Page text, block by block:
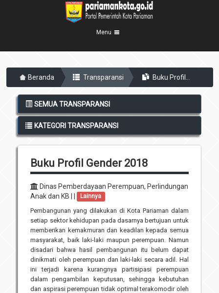
Menu
Profil Kota
Sejarah
Lambang Kota
Demografis
Geografis
Pemerintahan
Eksekutif
Legislatif
Sekretariat Daerah
Kecamatan
Desa
Kelurahan
Unit Pelaksana Teknis (UPT)
Berita Kota
Transparansi
Informasi
Layanan
Agenda
Pengumuman
Infografis
Download
Penghargaan
Beranda Transparansi Buku Profil...
SEMUA TRANSPARANSI
KATEGORI TRANSPARANSI
Buku Profil Gender 2018
Dinas Pemberdayaan Perempuan, Perlindungan
Anak dan KB | |
Lainnya
Pembangunan yang dilakukan di Kota Pariaman dalam
setiap sektor kehidupan pada dasarnya bertujuan untuk
memberikan kemakmuran dan keadilan kepada semua
masyarakat, baik laki-laki maupun perempuan. Namun
disadari bahwa hasil pembangunan itu belum dapat
dinikmati oleh perempuan dan laki-laki secara adil. Hal
ini terjadi karena kurangnya partisipasi perempuan
dalam pengambilan keputusan, sehingga kebutuhan
dan aspirasi perempuan tidak optimal terakomodir oleh